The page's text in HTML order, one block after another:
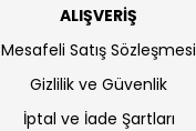
ALIŞVERİŞ
Mesafeli Satış Sözleşmesi
Gizlilik ve Güvenlik
İptal ve İade Şartları